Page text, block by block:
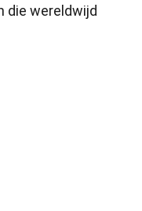
die wereldwijd